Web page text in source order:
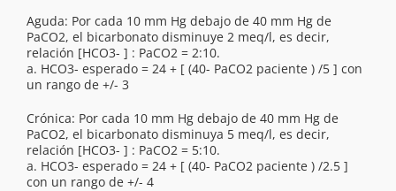
Aguda: Por cada 10 mm Hg debajo de 40 mm Hg de
PaCO2, el bicarbonato disminuye 2 meq/l, es decir,
relación [HCO3- ] : PaCO2 = 2:10.
a. HCO3- esperado = 24 + [ (40- PaCO2 paciente ) /5 ] con
un rango de +/- 3
Crónica: Por cada 10 mm Hg debajo de 40 mm Hg de
PaCO2, el bicarbonato disminuya 5 meq/l, es decir,
relación [HCO3- ] : PaCO2 = 5:10.
a. HCO3- esperado = 24 + [ (40- PaCO2 paciente ) /2.5 ]
con un rango de +/- 4